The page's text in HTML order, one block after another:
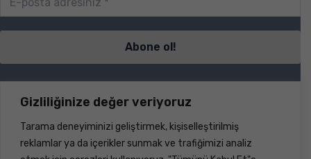
Gizliliğinize değer veriyoruz
Tarama deneyiminizi geliştirmek, kişiselleştirilmiş
reklamlar ya da içerikler sunmak ve trafiğimizi analiz
Sayfalar
S.S.S.
İletişim